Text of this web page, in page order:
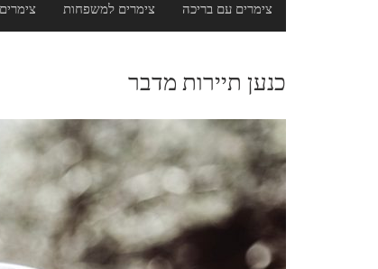
צימרים עם בריכה צימרים למשפחות
כנען תיירות מדבר